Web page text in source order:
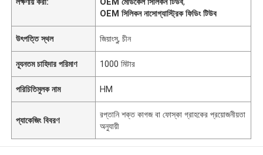
OEM সিলিকন নাসোগ্যাস্ট্রিক ফিডিং টিউব
উৎপত্তি স্থল জিয়াংসু, চীন
ন্যূনতম চাহিদার পরিমাণ 1000 মিটার
পরিচিতিমুলক নাম HM
প্যাকেজিং বিবরণ
রপ্তানি শক্ত কাগজ বা ফোস্কা গ্রাহকের প্রয়োজনীয়তা
অনুযায়ী